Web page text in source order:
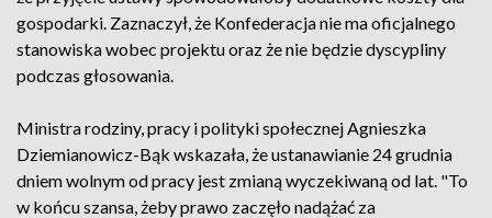
gospodarki. Zaznaczył, że Konfederacja nie ma oficjalnego
stanowiska wobec projektu oraz że nie będzie dyscypliny
podczas głosowania.
Ministra rodziny, pracy i polityki społecznej Agnieszka
Dziemianowicz-Bąk wskazała, że ustanawianie 24 grudnia
dniem wolnym od pracy jest zmianą wyczekiwaną od lat. "To
w końcu szansa, żeby prawo zaczęło nadążać za